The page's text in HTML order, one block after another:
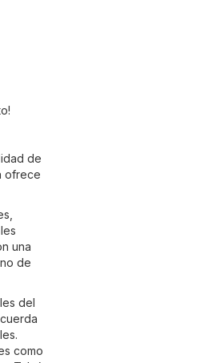
de
ofrece
una
de
del
como